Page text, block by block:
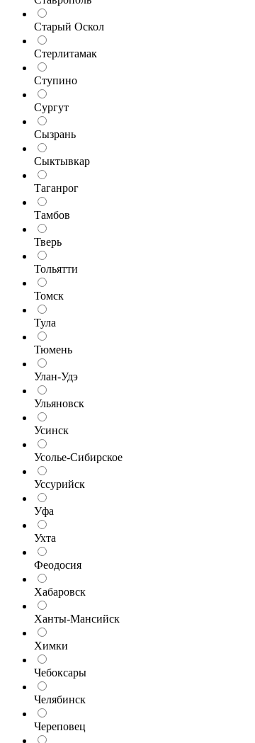
Старый Оскол
Стерлитамак
Ступино
Сургут
Сызрань
Сыктывкар
Таганрог
Тамбов
Тверь
Тольятти
Томск
Тула
Тюмень
Улан-Удэ
Ульяновск
Усинск
Усолье-Сибирское
Уссурийск
Уфа
Ухта
Феодосия
Хабаровск
Ханты-Мансийск
Химки
Чебоксары
Челябинск
Череповец